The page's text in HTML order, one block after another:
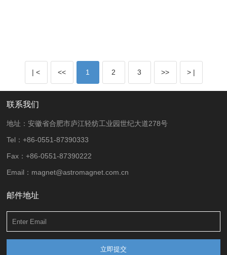
稀土整合
SMM网讯：赣州稀土集团有限公司近日正式挂
立局面，这也是向建设全国性大型稀土龙头企业
| < << 1 2 3 >> > |
联系我们
地址：安徽省合肥市庐江轻纺工业园世纪大道278号
Tel：+86-0551-87390333
Fax：+86-0551-87390222
Email：magnet@astromagnet.com.cn
邮件地址